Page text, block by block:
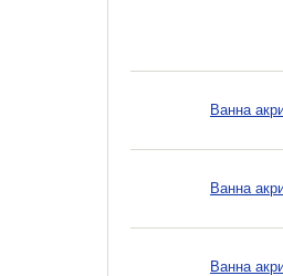
Ванна
Ванна
Ванна